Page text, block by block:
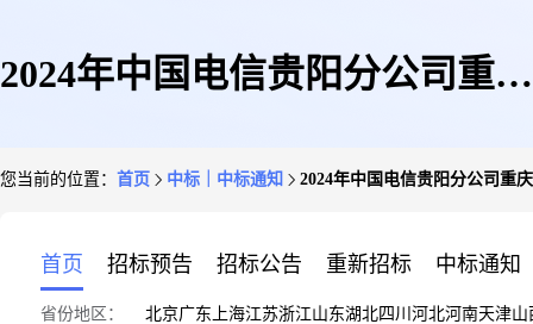
2024年中国电信贵阳分公司重庆
您当前的位置： 首页 中标｜中标通知 2024年中国电信贵阳分公司重
首页 招标预告 招标公告 重新招标 中标通知
省份地区： 北京广东 上海江苏浙江山东湖北四川 河北河南天津山